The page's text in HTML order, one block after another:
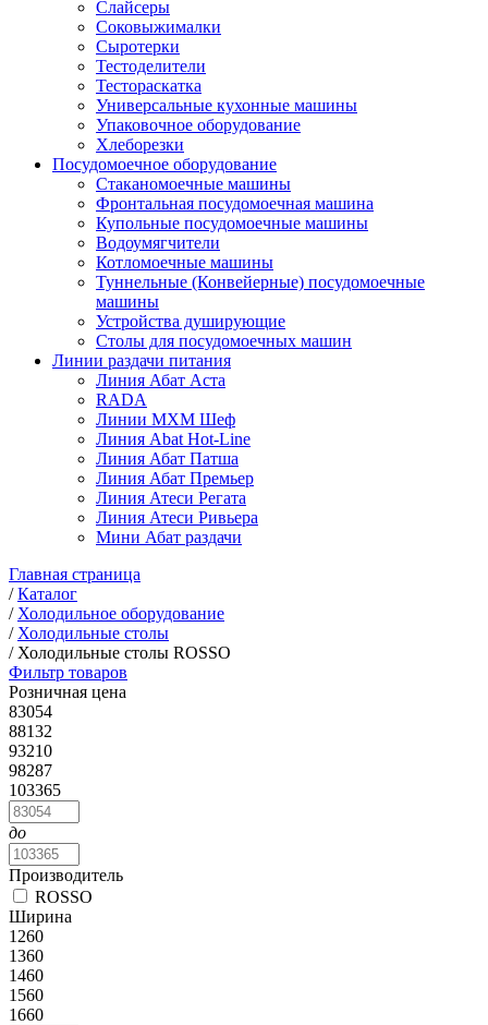
Слайсеры
Соковыжималки
Сыротерки
Тестоделители
Тестораскатка
Универсальные кухонные машины
Упаковочное оборудование
Хлеборезки
Посудомоечное оборудование
Стаканомоечные машины
Фронтальная посудомоечная машина
Купольные посудомоечные машины
Водоумягчители
Котломоечные машины
Туннельные (Конвейерные) посудомоечные
машины
Устройства душирующие
Столы для посудомоечных машин
Линии раздачи питания
Линия Абат Аста
RADA
Линии МХМ Шеф
Линия Abat Hot-Line
Линия Абат Патша
Линия Абат Премьер
Линия Атеси Регата
Линия Атеси Ривьера
Мини Абат раздачи
Главная страница
/Каталог
/ Холодильное оборудование
/ Холодильные столы
/ Холодильные столы ROSSO
Фильтр товаров
Розничная цена
83054
88132
93210
98287
103365
до
Производитель
ROSSO
Ширина
1260
1360
1460
1560
1660